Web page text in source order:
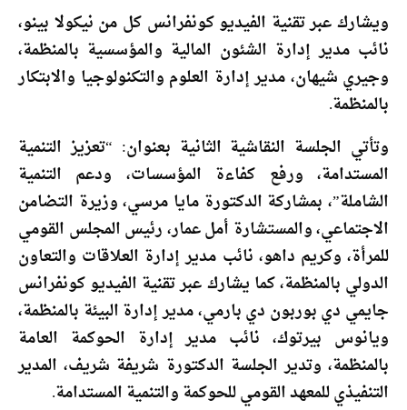
ويشارك عبر تقنية الفيديو كونفرانس كل من نيكولا بينو،
نائب مدير إدارة الشئون المالية والمؤسسية بالمنظمة،
وجيري شيهان، مدير إدارة العلوم والتكنولوجيا والابتكار
بالمنظمة.
وتأتي الجلسة النقاشية الثانية بعنوان: “تعزيز التنمية
المستدامة، ورفع كفاءة المؤسسات، ودعم التنمية
الشاملة”، بمشاركة الدكتورة مايا مرسي، وزيرة التضامن
الاجتماعي، والمستشارة أمل عمار، رئيس المجلس القومي
للمرأة، وكريم داهو، نائب مدير إدارة العلاقات والتعاون
الدولي بالمنظمة، كما يشارك عبر تقنية الفيديو كونفرانس
جايمي دي بوربون دي بارمي، مدير إدارة البيئة بالمنظمة،
ويانوس بيرتوك، نائب مدير إدارة الحوكمة العامة
بالمنظمة، وتدير الجلسة الدكتورة شريفة شريف، المدير
التنفيذي للمعهد القومي للحوكمة والتنمية المستدامة.